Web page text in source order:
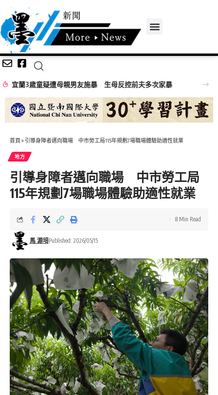
宜蘭3歲童疑遭母親男友施暴 生母反控前夫多次家暴
首頁 » 引導身障者邁向職場 中市勞工局115年規劃7場職場體驗助適性就業
地方
引導身障者邁向職場 中市勞工局
115年規劃7場職場體驗助適性就業
馬 源培Published: 2026/05/15
8 Min Read